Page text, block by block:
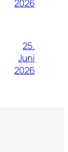
2026
25.
Juni
2026